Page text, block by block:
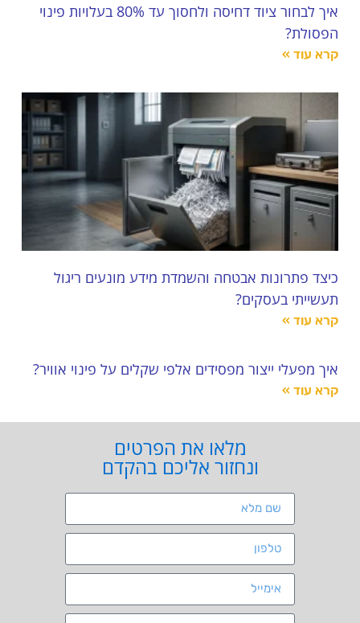
איך לבחור ציוד דחיסה ולחסוך עד 80% בעלויות פינוי
הפסולת?
קרא עוד »
כיצד פתרונות אבטחה והשמדת מידע מונעים ריגול
תעשייתי בעסקים?
קרא עוד »
איך מפעלי ייצור מפסידים אלפי שקלים על פינוי אוויר?
קרא עוד »
מלאו את הפרטים
ונחזור אליכם בהקדם